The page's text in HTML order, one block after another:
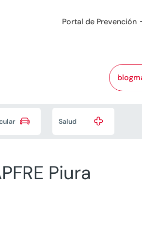
Portal de Prevención
 
Salud
Piura